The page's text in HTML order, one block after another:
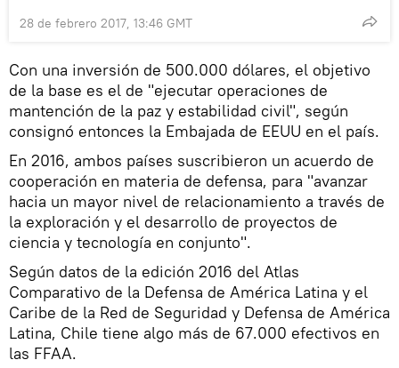
28 de febrero 2017, 13:46 GMT
Con una inversión de 500.000 dólares, el objetivo
de la base es el de "ejecutar operaciones de
mantención de la paz y estabilidad civil", según
consignó entonces la Embajada de EEUU en el país.
En 2016, ambos países suscribieron un acuerdo de
cooperación en materia de defensa, para "avanzar
hacia un mayor nivel de relacionamiento a través de
la exploración y el desarrollo de proyectos de
ciencia y tecnología en conjunto".
Según datos de la edición 2016 del Atlas
Comparativo de la Defensa de América Latina y el
Caribe de la Red de Seguridad y Defensa de América
Latina, Chile tiene algo más de 67.000 efectivos en
las FFAA.